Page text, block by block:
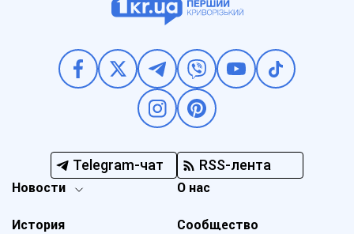
Telegram-чат RSS-лента
Новости
История
О нас
Сообщество